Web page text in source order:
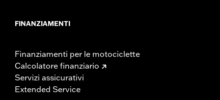
FINANZIAMENTI
Finanziamenti per le motociclette
Calcolatore finanziario
Servizi assicurativi
Extended Service